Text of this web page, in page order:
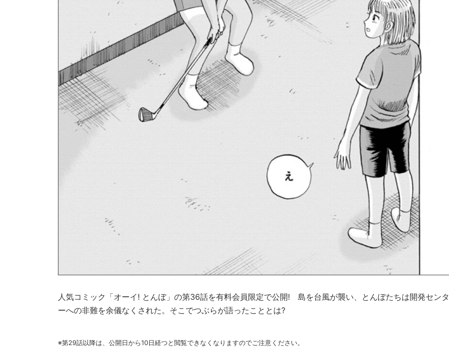
人気コミック「オーイ! とんぼ」の第36話を有料会員限定で公開! 島を台風が襲い、とんぼたちは開発センタ
ーへの非難を余儀なくされた。そこでつぶらが語ったこととは?
※第29話以降は、公開日から10日経つと閲覧できなくなりますのでご注意ください。